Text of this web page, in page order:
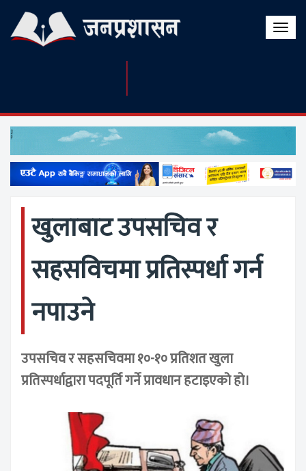
Toggle
खुलाबाट उपसचिव र
सहसविचमा प्रतिस्पर्धा गर्न
नपाउने
उपसचिव र सहसचिवमा १०-१० प्रतिशत खुला
प्रतिस्पर्धाद्वारा पदपूर्ति गर्ने प्रावधान हटाइएको हो।